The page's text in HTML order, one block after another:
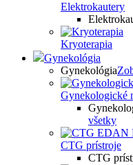
Elektrokautery
Kryoterapia
Gynekológia
Gynekológia
Gynekologické
všetky
CTG prístroje
CTG